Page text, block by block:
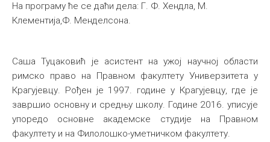
На програму ће се даћи дела: Г. Ф. Хендла, M.
Клементија,Ф. Менделсона.
Саша Туцаковић је асистент на ужој научној области
римско право на Правном факултету Универзитета у
Крагујевцу. Рођен је 1997. године у Крагујевцу, где је
завршио основну и средњу школу. Године 2016. уписује
упоредо основне академске студије на Правном
факултету и на Филолошко-уметничком факултету.